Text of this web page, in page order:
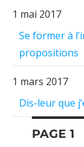
1 mai 2017
Se former à
propositions
1 mars 2017
Dis-leur que
PAGE 1